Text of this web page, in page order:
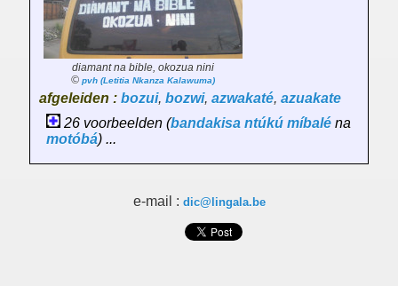
diamant na bible, okozua nini
© pvh (Letitia Nkanza Kalawuma)
afgeleiden : bozui, bozwi, azwakaté, azuakate
26 voorbeelden (bandakisa ntúkú míbalé na
motóbá) ...
e-mail : dic@lingala.be